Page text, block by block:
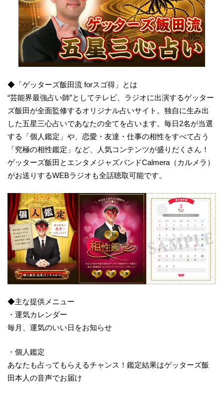
◆「ゲッターズ飯田流 forスゴ得」とは
“芸能界最強占い師”としてテレビ、ラジオに出演するゲッター
ズ飯田が全面監修するオリジナル占いサイト。独自に生み出
した五星三心占いであなたの全てを占います。毎日2名が当選
する「個人鑑定」や、恋愛・友達・仕事の相性をすべて占う
「究極の相性鑑定」など、人気コンテンツが盛りだくさん！
ゲッターズ飯田とエンタメジャズバンドCalmera（カルメラ）
がお送りするWEBラジオも全話聴取可能です。
◆主な提供メニュー
・運気カレンダー
毎月、運気のいい日をお知らせ
・個人鑑定
あなたも占ってもらえるチャンス！鑑定結果はゲッターズ飯
田本人の音声でお届け